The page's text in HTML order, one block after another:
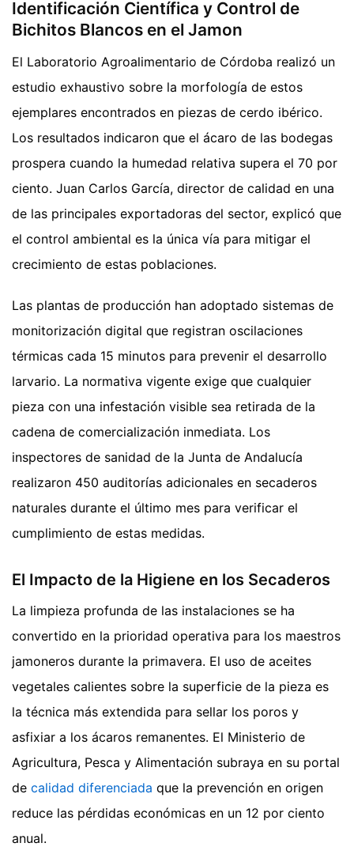
Identificación Científica y Control de
Bichitos Blancos en el Jamon
El Laboratorio Agroalimentario de Córdoba realizó un
estudio exhaustivo sobre la morfología de estos
ejemplares encontrados en piezas de cerdo ibérico.
Los resultados indicaron que el ácaro de las bodegas
prospera cuando la humedad relativa supera el 70 por
ciento. Juan Carlos García, director de calidad en una
de las principales exportadoras del sector, explicó que
el control ambiental es la única vía para mitigar el
crecimiento de estas poblaciones.
Las plantas de producción han adoptado sistemas de
monitorización digital que registran oscilaciones
térmicas cada 15 minutos para prevenir el desarrollo
larvario. La normativa vigente exige que cualquier
pieza con una infestación visible sea retirada de la
cadena de comercialización inmediata. Los
inspectores de sanidad de la Junta de Andalucía
realizaron 450 auditorías adicionales en secaderos
naturales durante el último mes para verificar el
cumplimiento de estas medidas.
El Impacto de la Higiene en los Secaderos
La limpieza profunda de las instalaciones se ha
convertido en la prioridad operativa para los maestros
jamoneros durante la primavera. El uso de aceites
vegetales calientes sobre la superficie de la pieza es
la técnica más extendida para sellar los poros y
asfixiar a los ácaros remanentes. El Ministerio de
Agricultura, Pesca y Alimentación subraya en su portal
de calidad diferenciada que la prevención en origen
reduce las pérdidas económicas en un 12 por ciento
anual.